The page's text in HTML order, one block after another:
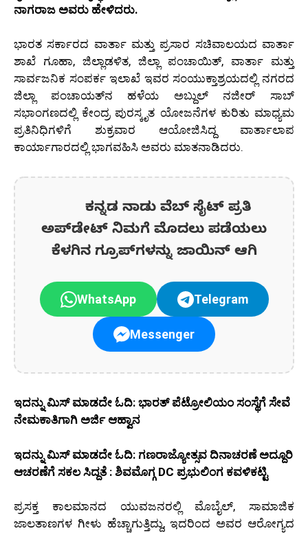
ನಾಗರಾಜ ಅವರು ಹೇಳಿದರು.
ಭಾರತ ಸರ್ಕಾರದ ವಾರ್ತಾ ಮತ್ತು ಪ್ರಸಾರ ಸಚಿವಾಲಯದ ವಾರ್ತಾ
ಶಾಖೆ ಗೂಹಾ, ಜಿಲ್ಲಾಡಳಿತ, ಜಿಲ್ಲಾ ಪಂಚಾಯಿತ್, ವಾರ್ತಾ ಮತ್ತು
ಸಾರ್ವಜನಿಕ ಸಂಪರ್ಕ ಇಲಾಖೆ ಇವರ ಸಂಯುಕ್ತಾಶ್ರಯದಲ್ಲಿ ನಗರದ
ಜಿಲ್ಲಾ ಪಂಚಾಯತ್‌ನ ಹಳೆಯ ಅಬ್ದುಲ್ ನಜೀರ್ ಸಾಬ್
ಸಭಾಂಗಣದಲ್ಲಿ ಕೇಂದ್ರ ಪುರಸ್ಕೃತ ಯೋಜನೆಗಳ ಕುರಿತು ಮಾಧ್ಯಮ
ಪ್ರತಿನಿಧಿಗಳಿಗೆ ಶುಕ್ರವಾರ ಆಯೋಜಿಸಿದ್ದ ವಾರ್ತಾಲಾಪ
ಕಾರ್ಯಾಗಾರದಲ್ಲಿ ಭಾಗವಹಿಸಿ ಅವರು ಮಾತನಾಡಿದರು.
ಕನ್ನಡ ನಾಡು ವೆಬ್ ಸೈಟ್ ಪ್ರತಿ
ಅಪ್‌ಡೇಟ್‌ ನಿಮಗೆ ಮೊದಲು ಪಡೆಯಲು
ಕೆಳಗಿನ ಗ್ರೂಪ್‌ಗಳನ್ನು ಜಾಯಿನ್ ಆಗಿ
WhatsApp Telegram
Messenger
ಇದನ್ನು ಮಿಸ್‌ ಮಾಡದೇ ಓದಿ: ಭಾರತ್ ಪೆಟ್ರೋಲಿಯಂ ಸಂಸ್ಥೆಗೆ ಸೇವೆ
ನೇಮಕಾತಿಗಾಗಿ ಅರ್ಜಿ ಆಹ್ವಾನ
ಇದನ್ನು ಮಿಸ್‌ ಮಾಡದೇ ಓದಿ: ಗಣರಾಜ್ಯೋತ್ಸವ ದಿನಾಚರಣೆ ಅದ್ದೂರಿ
ಆಚರಣೆಗೆ ಸಕಲ ಸಿದ್ದತೆ : ಶಿವಮೊಗ್ಗ DC ಪ್ರಭುಲಿಂಗ ಕವಳಿಕಟ್ಟಿ
ಪ್ರಸಕ್ತ ಕಾಲಮಾನದ ಯುವಜನರಲ್ಲಿ ಮೊಬೈಲ್, ಸಾಮಾಜಿಕ
ಜಾಲತಾಣಗಳ ಗೀಳು ಹೆಚ್ಚಾಗುತ್ತಿದ್ದು, ಇದರಿಂದ ಅವರ ಆರೋಗ್ಯದ